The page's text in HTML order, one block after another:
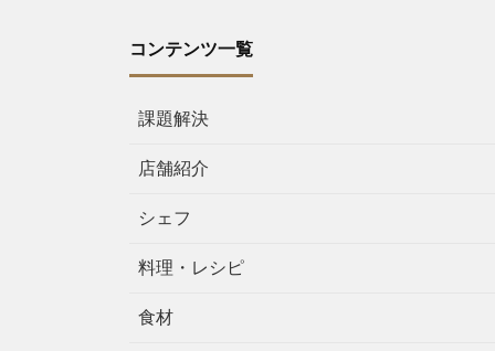
コンテンツ一覧
課題解決
店舗紹介
シェフ
料理・レシピ
食材